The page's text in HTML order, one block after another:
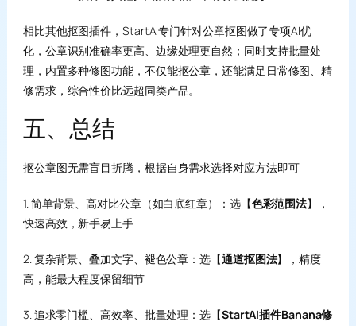
相比其他抠图插件，StartAI专门针对公章抠图做了专项AI优
化，公章识别准确率更高、边缘处理更自然；同时支持批量处
理，内置多种修图功能，不仅能抠公章，还能满足日常修图、精
修需求，综合性价比远超同类产品。
五、总结
抠公章图无需盲目折腾，根据自身需求选择对应方法即可
1. 简单背景、高对比公章（如白底红章）：选【色彩范围法】，
快速高效，新手易上手
2. 复杂背景、叠加文字、褪色公章：选【通道抠图法】，精度
高，能最大程度保留细节
3. 追求零门槛、高效率、批量处理：选【StartAI插件Banana修